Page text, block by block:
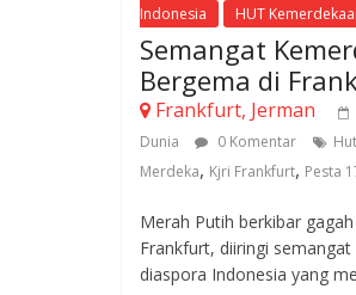
Indonesia
HUT
Semangat
Bergema di
Frankfurt, Jerman
Dunia
0 Komentar
Merdeka, Kjri Frankfurt, Pesta
Merah Putih berkibar
Frankfurt, diiringi
diaspora Indonesia yang